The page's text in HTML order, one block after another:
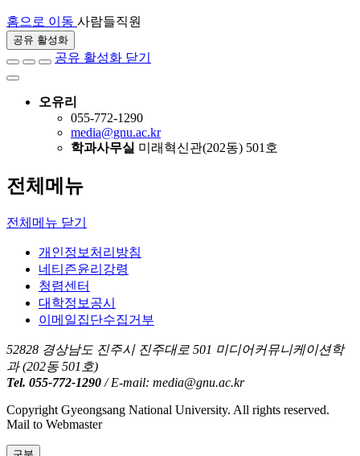
홈으로 이동 사람들직원
공유 활성화
공유 활성화 닫기
오유리
055-772-1290
media@gnu.ac.kr
학과사무실 미래혁신관(202동) 501호
전체메뉴
전체메뉴 닫기
개인정보처리방침
네티즌윤리강령
청렴센터
대학정보공시
이메일집단수집거부
52828 경상남도 진주시 진주대로 501 미디어커뮤니케이션학
과 (202동 501호)
Tel. 055-772-1290 / E-mail: media@gnu.ac.kr
Copyright Gyeongsang National University. All rights reserved.
Mail to Webmaster